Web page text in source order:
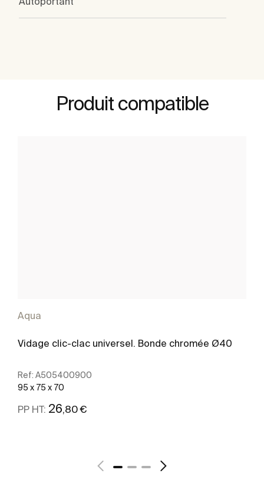
Produit compatible
Aqua
Vidage clic-clac universel. Bonde chromée Ø40
Ref: A505400900
95 x 75 x 70
PP HT: 26,80 €